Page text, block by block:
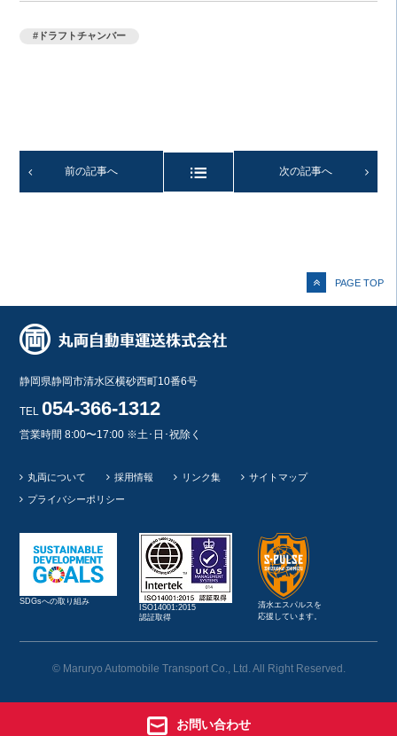
お問い合わせ
#ドラフトチャンバー
前の記事へ 次の記事へ
PAGE TOP
静岡県静岡市清水区横砂西町10番6号
TEL054-366-1312
営業時間 8:00〜17:00 ※土･日･祝除く
丸両について 採用情報 リンク集 サイトマップ
プライバシーポリシー
SDGsへの取り組み
ISO14001:2015
認証取得
清水エスパルスを
応援しています。
© Maruryo Automobile Transport Co., Ltd. All Right Reserved.